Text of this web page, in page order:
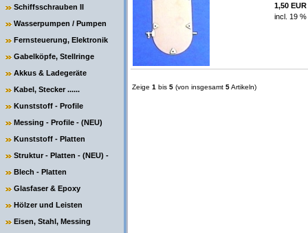
Schiffsschrauben II
Wasserpumpen / Pumpen
Fernsteuerung, Elektronik
Gabelköpfe, Stellringe
Akkus & Ladegeräte
Kabel, Stecker ......
Kunststoff - Profile
Messing - Profile - (NEU)
Kunststoff - Platten
Struktur - Platten - (NEU) -
Blech - Platten
Glasfaser & Epoxy
Hölzer und Leisten
Eisen, Stahl, Messing
1,50 EUR
incl. 19
Zeige 1 bis 5 (von insgesamt 5Artikeln)